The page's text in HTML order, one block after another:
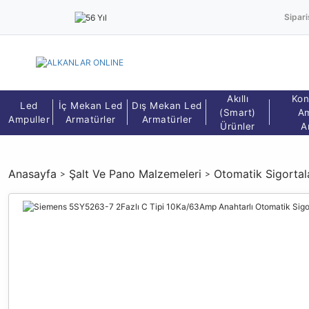
Led
Ampuller
İç Mekan Led
Armatürler
Dış Mekan Led
Armatürler
Akıllı
(Smart)
Ürünler
Anasayfa Şalt Ve Pano Malzemeleri Otomatik